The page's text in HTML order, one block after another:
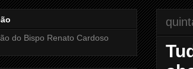
do Bispo Renato Cardoso